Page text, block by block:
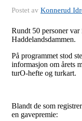
Postet av Konnerud
Rundt 50 personer var
Haddelandsdammen.
På programmet stod
informasjon om årets
turO-hefte og turkart.
Blandt de som
en gavepremie: